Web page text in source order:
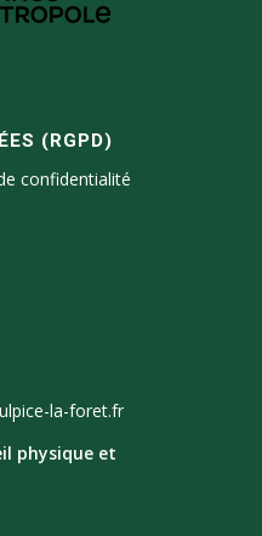
(RGPD)
confidentialité
la-foret.fr
physique et